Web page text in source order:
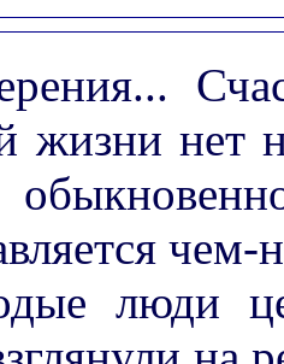
жизни нет
чем-
люди